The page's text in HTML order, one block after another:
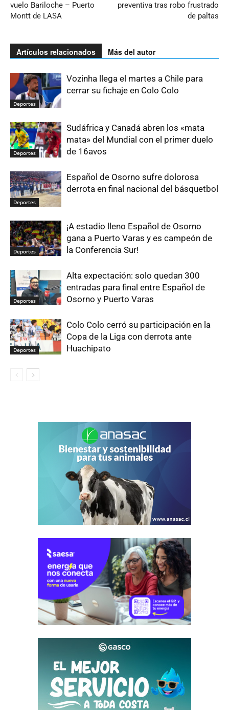
vuelo Bariloche – Puerto
Montt de LASA
preventiva tras robo frustrado
de paltas
Artículos relacionados Más del autor
Deportes
Vozinha llega el martes a Chile para
cerrar su fichaje en Colo Colo
Deportes
Sudáfrica y Canadá abren los «mata
mata» del Mundial con el primer duelo
de 16avos
Deportes
Español de Osorno sufre dolorosa
derrota en final nacional del básquetbol
Deportes
¡A estadio lleno Español de Osorno
gana a Puerto Varas y es campeón de
la Conferencia Sur!
Deportes
Alta expectación: solo quedan 300
entradas para final entre Español de
Osorno y Puerto Varas
Deportes
Colo Colo cerró su participación en la
Copa de la Liga con derrota ante
Huachipato